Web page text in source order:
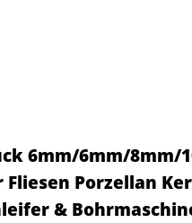
6mm/6mm/8mm/
Porzellan
&